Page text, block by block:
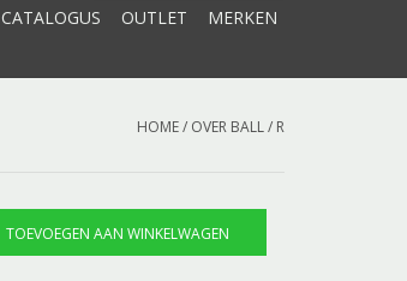
CATALOGUS OUTLET MERKEN
HOME/ OVER BALL / R
TOEVOEGEN AAN WINKELWAGEN